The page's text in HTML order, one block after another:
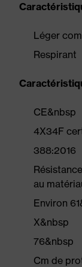
Léger
Respirant
CE&nbsp
4X34F
388:2016
au
Environ
X&nbsp
76&nbsp
Cm de